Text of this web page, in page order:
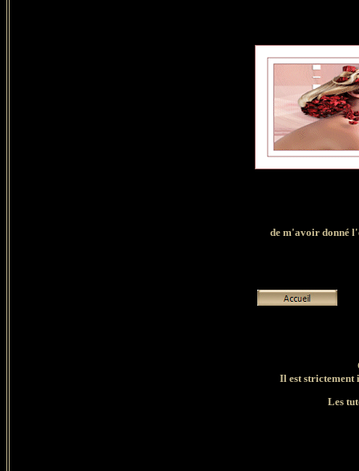
de m'avoir donné
Il est strictement
Les